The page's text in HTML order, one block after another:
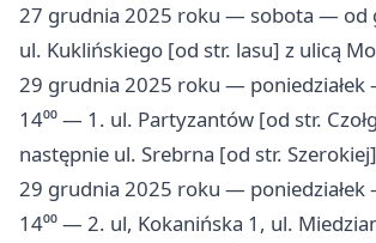
27 grudnia 2025 roku — sobota — od
ul. Kuklińskiego [od str. lasu] z ulicą
29 grudnia 2025 roku — poniedziałek
14⁰⁰ — 1. ul. Partyzantów [od str.
następnie ul. Srebrna [od str. Szerokiej]
29 grudnia 2025 roku — poniedziałek
14⁰⁰ — 2. ul, Kokanińska 1, ul.